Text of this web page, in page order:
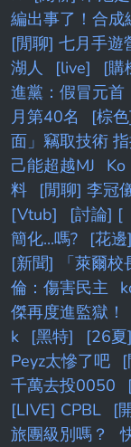
編出事了！合成
[閒聊] 七月手遊
湖人
[live] [購
進黨：假冒元首
月第40名
[棕
面」竊取技術
己能超越MJ
Ko
料
[閒聊] 李冠
[Vtub]
[討論] [
簡化...嗎?
[花
[新聞] 「萊爾校
倫：傷害民主
傑再度進監獄！
k
[黑特] [26夏]
Peyz太慘了吧
千萬去投0050
[LIVE] CPBL
[
旅團級別嗎？